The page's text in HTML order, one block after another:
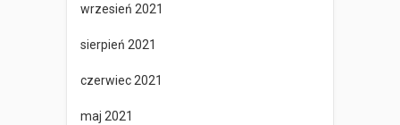
wrzesień 2021
sierpień 2021
czerwiec 2021
maj 2021